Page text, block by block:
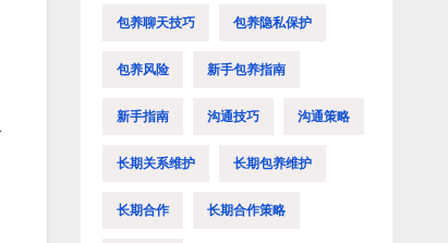
包养聊天技巧 包养隐私保护
包养风险 新手包养指南
新手指南 沟通技巧 沟通策略
长期关系维护 长期包养维护
长期合作 长期合作策略